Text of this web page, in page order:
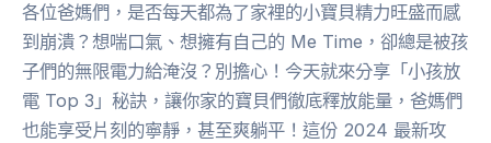
各位爸媽們，是否每天都為了家裡的小寶貝精力旺盛而感
到崩潰？想喘口氣、想擁有自己的 Me Time，卻總是被孩
子們的無限電力給淹沒？別擔心！今天就來分享「小孩放
電 Top 3」秘訣，讓你家的寶貝們徹底釋放能量，爸媽們
也能享受片刻的寧靜，甚至爽躺平！這份 2024 最新攻